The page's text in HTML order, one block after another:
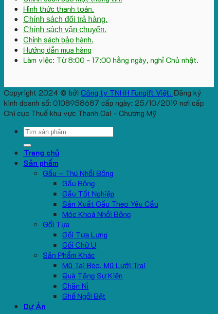
Hình thức thanh toán.
Chính sách đổi trả hàng.
Chính sách vận chuyển.
Chính sách bảo hành.
Hướng dẫn mua hàng
Làm việc: Từ 8:00 - 17:00 hằng ngày, nghỉ Chủ nhật.
Copyright 2024 © bởi Công ty TNHH Fungift Việt. Đăng ký
kinh doanh số: 0108958687 cấp ngày: 25/10/2019 nơi cấp
Chi cục Thuế khu vực Thanh Oai - Chương Mỹ
Search
Trang chủ
Sản phẩm
Gấu – Thú Nhồi Bông
Gấu Bông
Gấu Tốt Nghiệp
Sản Xuất Gấu Theo Yêu Cầu
Móc Khoá Nhồi Bông
Gối Tựa
Gối Tựa Lưng
Gối Chữ U
Sản Phẩm Khác
Mũ Tai Bèo, Mũ Lưỡi Trai
Quà Tặng Sự Kiện
Chăn Nỉ
Ghế Ngồi Bệt
Dự Án